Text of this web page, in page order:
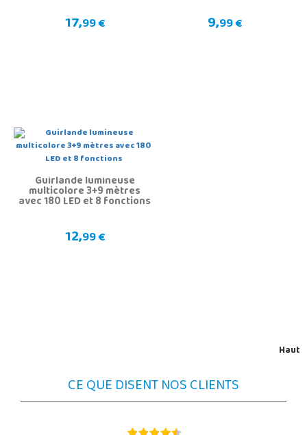
17,99 € 9,99 €
Guirlande lumineuse
multicolore 3+9 mètres
avec 180 LED et 8 fonctions
12,99 €
Haut
CE QUE DISENT NOS CLIENTS